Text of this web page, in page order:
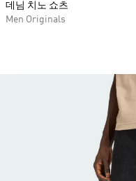
데님 치노 쇼츠
Men Originals